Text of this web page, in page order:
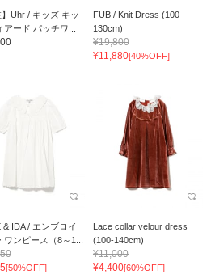
】Uhr / キッズ キッ
アード パッチワ...
FUB / Knit Dress (100-
130cm)
¥19,800
¥11,880[40%OFF]
& IDA / エンブロイ
ワンピース（8～1...
[50%OFF]
Lace collar velour dress
(100-140cm)
¥11,000
¥4,400[60%OFF]